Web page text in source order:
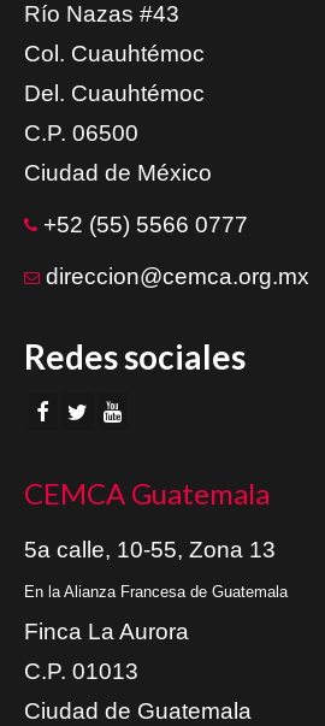
Río Nazas #43
Col. Cuauhtémoc
Del. Cuauhtémoc
C.P. 06500
Ciudad de México
+52 (55) 5566 0777
direccion@cemca.org.mx
Redes sociales
CEMCA Guatemala
5a calle, 10-55, Zona 13
En la Alianza Francesa de Guatemala
Finca La Aurora
C.P. 01013
Ciudad de Guatemala